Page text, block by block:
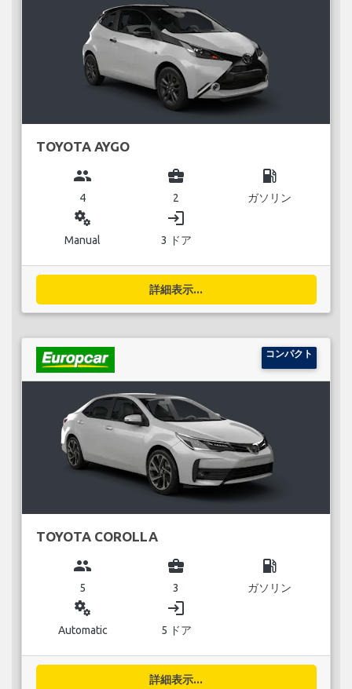
TOYOTA AYGO
group
4
business_center
2
local_gas_station
ガソリン
miscellaneous_services
Manual
login
3 ドア
詳細表示...
コンパクト
TOYOTA COROLLA
group
5
business_center
3
local_gas_station
ガソリン
miscellaneous_services
Automatic
login
5 ドア
詳細表示...